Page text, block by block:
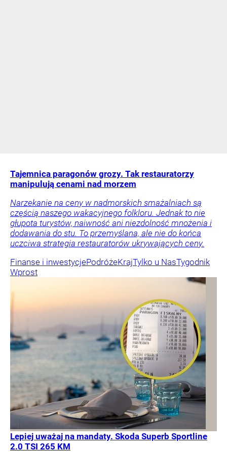
Tajemnica paragonów grozy. Tak restauratorzy
manipulują cenami nad morzem
Narzekanie na ceny w nadmorskich smażalniach są
częścią naszego wakacyjnego folkloru. Jednak to nie
głupota turystów, naiwność ani niezdolność mnożenia i
dodawania do stu. To przemyślana, ale nie do końca
uczciwa strategia restauratorów ukrywających ceny.
Finanse i inwestycjePodróżeKrajTylko u NasTygodnik
Wprost
Lepiej uważaj na mandaty. Skoda Superb Sportline
2.0 TSI 265 KM